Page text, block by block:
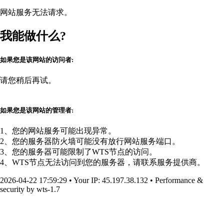
网站服务无法请求。
我能做什么?
如果您是该网站的访问者:
请您稍后再试。
如果您是该网站的管理者:
1、您的网站服务可能出现异常。
2、您的服务器防火墙可能没有放行网站服务端口。
3、您的服务器可能限制了WTS节点的访问。
4、WTS节点无法访问到您的服务器，请联系服务提供商。
2026-04-22 17:59:29 • Your IP: 45.197.38.132 • Performance &
security by wts-1.7